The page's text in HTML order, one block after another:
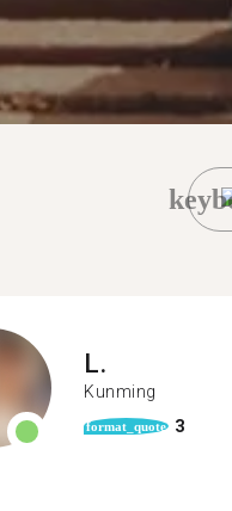
L.
Kunming
format_quote 3